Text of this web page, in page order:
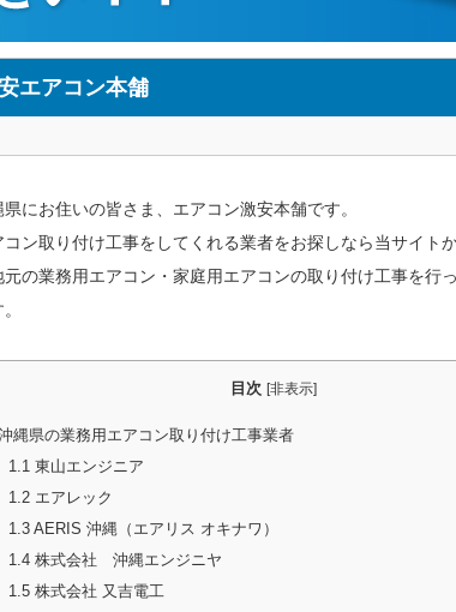
エアコン本舗
県にお住いの皆さま、エアコン激安本舗です。
コン取り付け工事をしてくれる業者をお探しなら当サイト
元の業務用エアコン・家庭用エアコンの取り付け工事を行
目次 [非表示]
縄県の業務用エアコン取り付け工事業者
1.1東山エンジニア
1.2エアレック
1.3AERIS 沖縄（エアリス オキナワ）
1.4株式会社 沖縄エンジニヤ
1.5株式会社 又吉電工